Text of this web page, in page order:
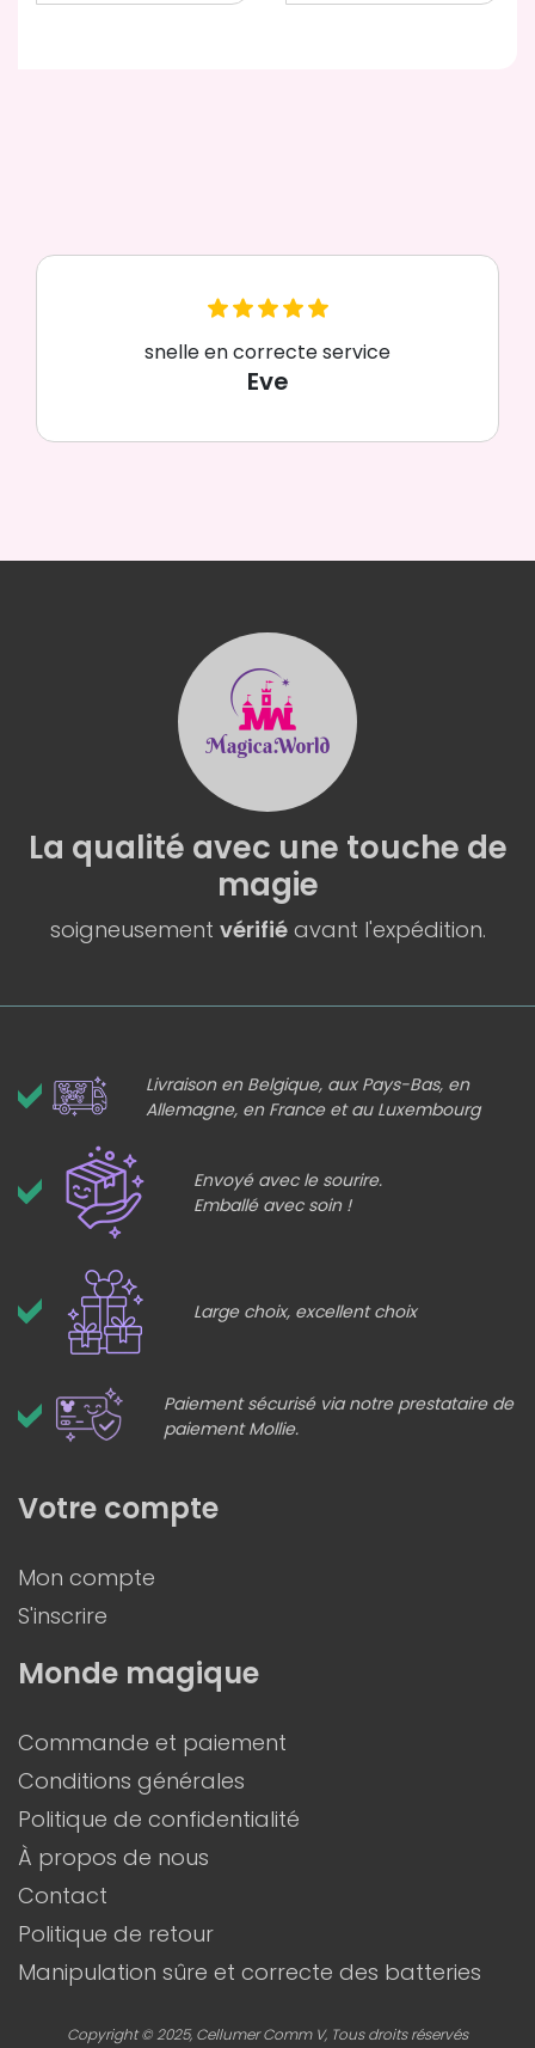
snelle en correcte service
Eve
La qualité avec une touche de
magie
soigneusement vérifiéavant l'expédition.
Livraison en Belgique, aux Pays-Bas, en
Allemagne, en France et au Luxembourg
Envoyé avec le sourire.
Emballé avec soin !
Large choix, excellent choix
Paiement sécurisé via notre prestataire de
paiement Mollie.
Monde magique
Commande et paiement
Conditions générales
Politique de confidentialité
À propos de nous
Contact
Politique de retour
Manipulation sûre et correcte des batteries
Votre compte
Mon compte
S'inscrire
Copyright © 2025, Cellumer Comm V, Tous droits réservés